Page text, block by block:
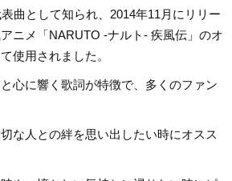
曲として知られ、2014年11月にリリー
ニメ「NARUTO -ナルト- 疾風伝」のオ
使用されました。
心に響く歌詞が特徴で、多くのファン
な人との絆を思い出したい時にオスス